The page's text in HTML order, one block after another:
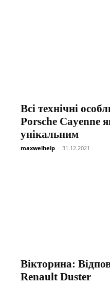
Всі технічні
Porsche Cayenne
унікальним
maxwelhelp - 31.12.2021
Вікторина:
Renault Duster